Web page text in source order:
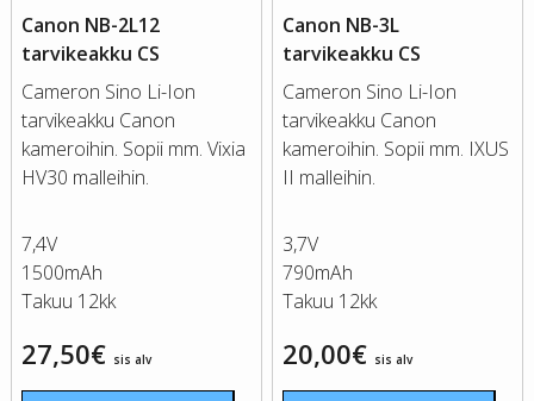
Canon NB-2L12
tarvikeakku CS
Cameron Sino Li-Ion
tarvikeakku Canon
kameroihin. Sopii mm. Vixia
HV30 malleihin.
7,4V
1500mAh
Takuu 12kk
27,50€ sis alv
Canon NB-3L
tarvikeakku CS
Cameron Sino Li-Ion
tarvikeakku Canon
kameroihin. Sopii mm. IXUS
II malleihin.
3,7V
790mAh
Takuu 12kk
20,00€ sis alv